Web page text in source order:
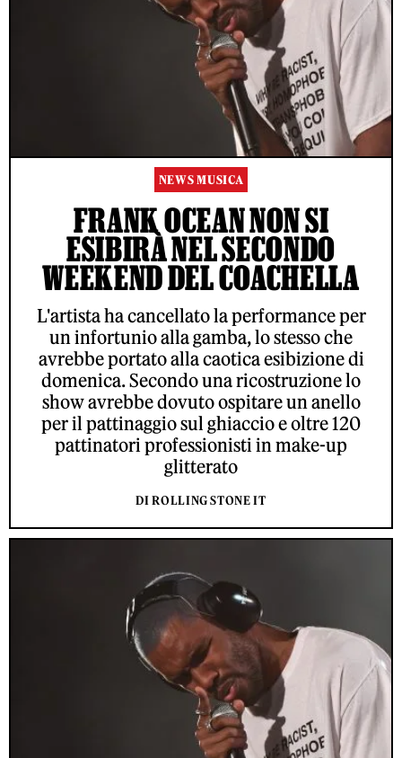
NEWS MUSICA
FRANK OCEAN NON SI
ESIBIRÀ NEL SECONDO
WEEKEND DEL COACHELLA
L'artista ha cancellato la performance per
un infortunio alla gamba, lo stesso che
avrebbe portato alla caotica esibizione di
domenica. Secondo una ricostruzione lo
show avrebbe dovuto ospitare un anello
per il pattinaggio sul ghiaccio e oltre 120
pattinatori professionisti in make-up
glitterato
DI ROLLING STONE IT